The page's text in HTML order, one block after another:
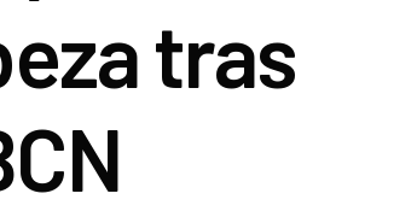
Roller Freestyle
Skateboard
Órganos
Protocolo de
tras